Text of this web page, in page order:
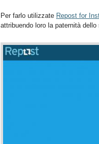
Per farlo utilizzate Repost for
attribuendo loro la paternità dello